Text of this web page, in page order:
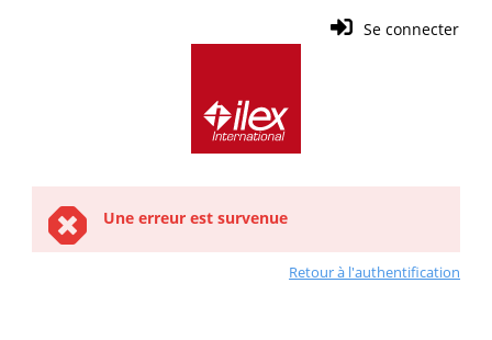
Se connecter
Une erreur est survenue
Retour à l'authentification